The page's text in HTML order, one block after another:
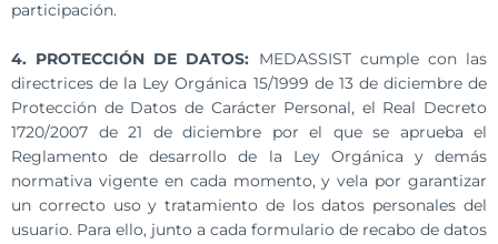
participación.
4. PROTECCIÓN DE DATOS: MEDASSIST cumple con las
directrices de la Ley Orgánica 15/1999 de 13 de diciembre de
Protección de Datos de Carácter Personal, el Real Decreto
1720/2007 de 21 de diciembre por el que se aprueba el
Reglamento de desarrollo de la Ley Orgánica y demás
normativa vigente en cada momento, y vela por garantizar
un correcto uso y tratamiento de los datos personales del
usuario. Para ello, junto a cada formulario de recabo de datos